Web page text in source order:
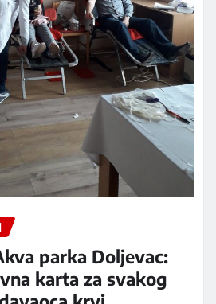
parka Doljevac:
karta za svakog